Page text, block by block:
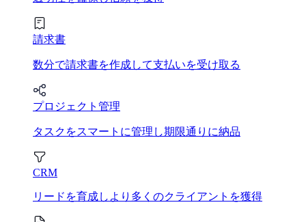
請求書
数分で請求書を作成して支払いを受け取る
プロジェクト管理
タスクをスマートに管理し期限通りに納品
CRM
リードを育成しより多くのクライアントを獲得